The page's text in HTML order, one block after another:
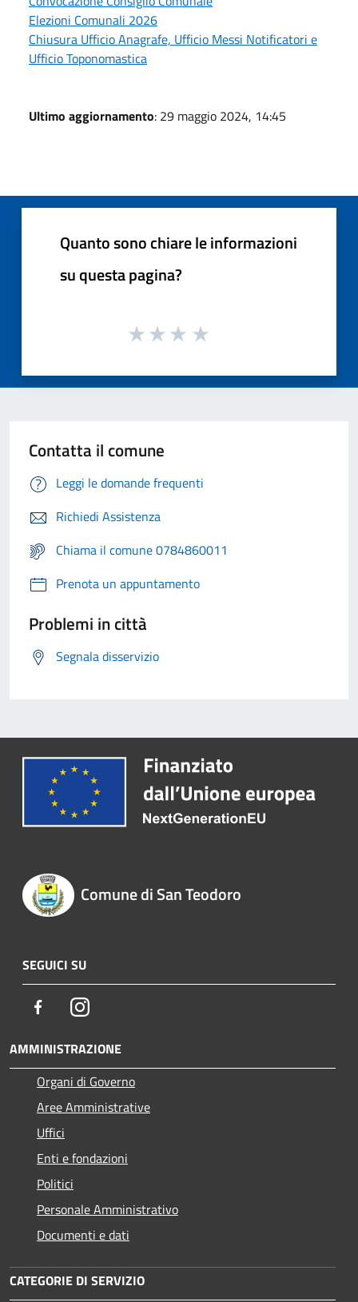
Elezioni Comunali 2026
Chiusura Ufficio Anagrafe, Ufficio Messi Notificatori e
Ufficio Toponomastica
Ultimo aggiornamento: 29 maggio 2024, 14:45
Quanto sono chiare le informazioni
su questa pagina?
Contatta il comune
Leggi le domande frequenti
Richiedi Assistenza
Chiama il comune 0784860011
Prenota un appuntamento
Problemi in città
Segnala disservizio
Comune di San Teodoro
SEGUICI SU
FacebookInstagram
AMMINISTRAZIONE
Organi di Governo
Aree Amministrative
Uffici
Enti e fondazioni
Politici
Personale Amministrativo
Documenti e dati
CATEGORIE DI SERVIZIO